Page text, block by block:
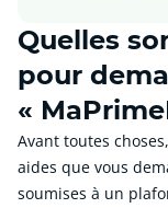
Quelles
pour
«
Avant toutes
aides que vous
soumises à un